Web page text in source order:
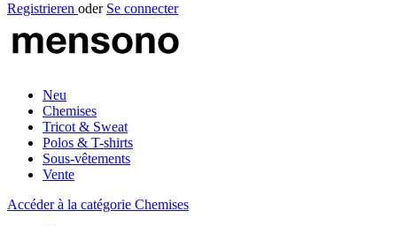
Registrieren oder Se connecter
Neu
Chemises
Tricot & Sweat
Polos & T-shirts
Sous-vêtements
Vente
Accéder à la catégorie Chemises